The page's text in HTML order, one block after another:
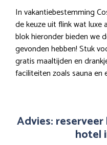
In vakantiebestemming
de keuze uit flink wat
blok hieronder bieden we
gevonden hebben! Stuk
gratis maaltijden en
faciliteiten zoals sauna en
Advies:
hotel